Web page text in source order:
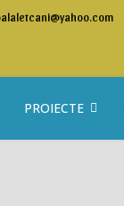
PROIECTE